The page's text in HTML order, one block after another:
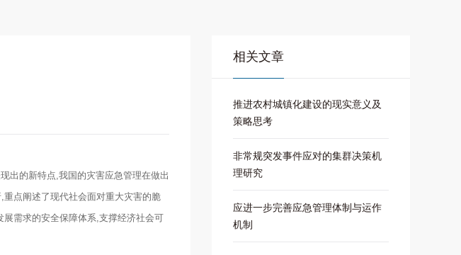
的新特点,我国的灾害应急管理在做出
点阐述了现代社会面对重大灾害的脆
需求的安全保障体系,支撑经济社会可
相关文章
推进农村城镇化建设的现实意义及
策略思考
非常规突发事件应对的集群决策机
理研究
应进一步完善应急管理体制与运作
机制